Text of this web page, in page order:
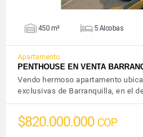
450 m² 5 Alcobas
Apartamento
PENTHOUSE EN VENTA
Vendo hermoso apartamento
exclusivas de Barranquilla, en el
$820.000.000 COP